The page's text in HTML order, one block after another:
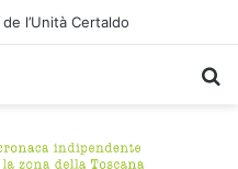
l’Unità Certaldo